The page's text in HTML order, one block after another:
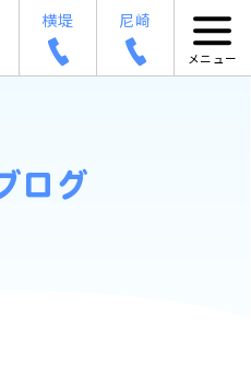
横堤 尼崎
ログ